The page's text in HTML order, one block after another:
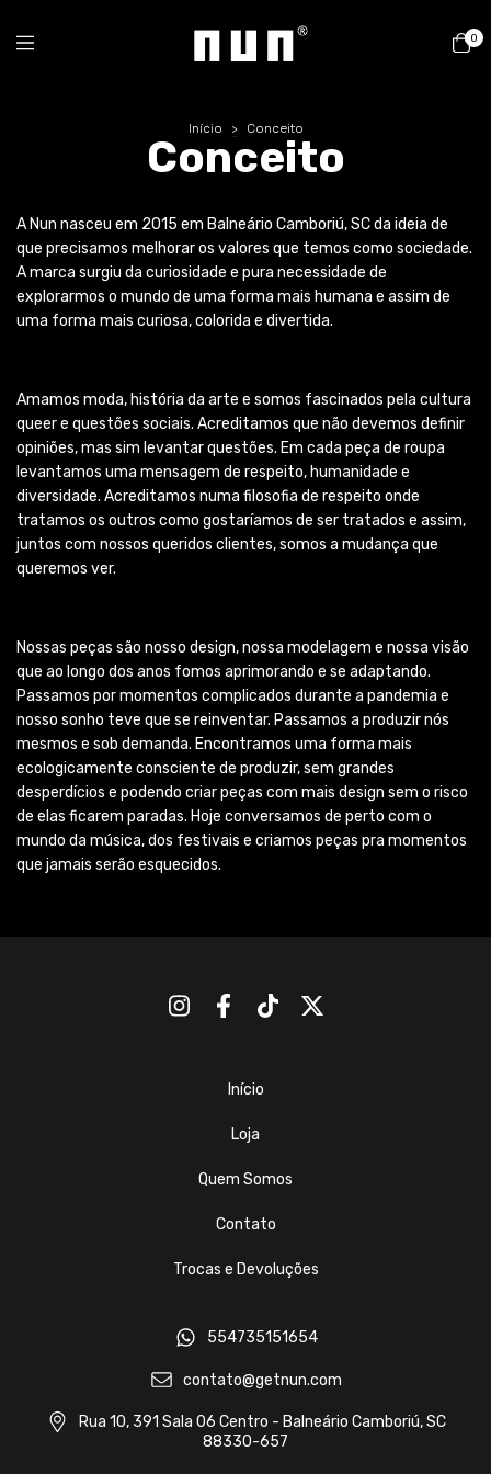
0
Início > Conceito
Conceito
A Nun nasceu em 2015 em Balneário Camboriú, SC da ideia de
que precisamos melhorar os valores que temos como sociedade.
A marca surgiu da curiosidade e pura necessidade de
explorarmos o mundo de uma forma mais humana e assim de
uma forma mais curiosa, colorida e divertida.
Amamos moda, história da arte e somos fascinados pela cultura
queer e questões sociais. Acreditamos que não devemos definir
opiniões, mas sim levantar questões. Em cada peça de roupa
levantamos uma mensagem de respeito, humanidade e
diversidade. Acreditamos numa filosofia de respeito onde
tratamos os outros como gostaríamos de ser tratados e assim,
juntos com nossos queridos clientes, somos a mudança que
queremos ver.
Nossas peças são nosso design, nossa modelagem e nossa visão
que ao longo dos anos fomos aprimorando e se adaptando.
Passamos por momentos complicados durante a pandemia e
nosso sonho teve que se reinventar. Passamos a produzir nós
mesmos e sob demanda. Encontramos uma forma mais
ecologicamente consciente de produzir, sem grandes
desperdícios e podendo criar peças com mais design sem o risco
de elas ficarem paradas. Hoje conversamos de perto com o
mundo da música, dos festivais e criamos peças pra momentos
que jamais serão esquecidos.
Início
Loja
Quem Somos
Contato
Trocas e Devoluções
554735151654
contato@getnun.com
Rua 10, 391 Sala 06 Centro - Balneário Camboriú, SC
88330-657